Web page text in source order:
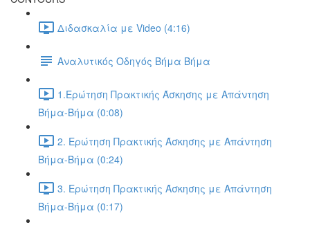
Διδασκαλία με Video (4:16)
Αναλυτικός Οδηγός Βήμα Βήμα
1.Ερώτηση Πρακτικής Άσκησης με Απάντηση
Βήμα-Βήμα (0:08)
2. Ερώτηση Πρακτικής Άσκησης με Απάντηση
Βήμα-Βήμα (0:24)
3. Ερώτηση Πρακτικής Άσκησης με Απάντηση
Βήμα-Βήμα (0:17)